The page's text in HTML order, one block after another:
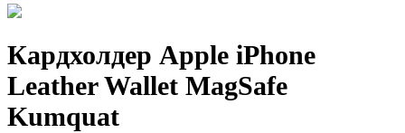
Кардхолдер Apple iPhone
Leather Wallet MagSafe
Kumquat